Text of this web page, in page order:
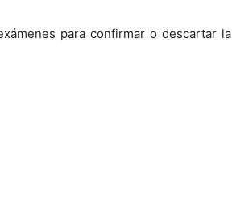
para confirmar o descartar la